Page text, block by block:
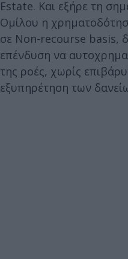
Estate. Και εξήρε τη
Ομίλου η
σε Non-recourse basis,
επένδυση να
της ροές, χωρίς
εξυπηρέτηση των